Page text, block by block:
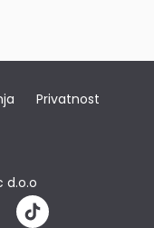
Privatnost
d.o.o